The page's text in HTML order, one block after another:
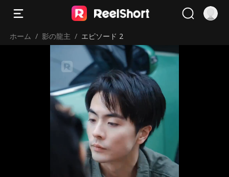
ホーム / 影の龍主 / エピソード 2